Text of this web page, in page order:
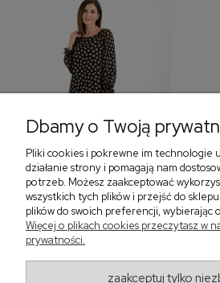
Sukienka z falbaną i
bufiastym rękawem w
‹
Dbamy o Twoją
Pliki cookies i pokrewne im technologie
działanie strony i pomagają nam
potrzeb. Możesz zaakceptować
wszystkich tych plików i przejść do
plików do swoich preferencji, wybierając
Więcej o plikach cookies przeczytasz w
prywatności.
zaakceptuj tylko